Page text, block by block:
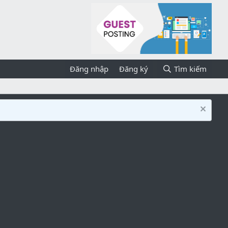
Đăng nhập Đăng ký Tìm kiếm